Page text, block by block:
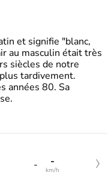
et signifie "blanc,
au masculin était très
siècles de notre
tardivement.
années 80. Sa
- -
km/h